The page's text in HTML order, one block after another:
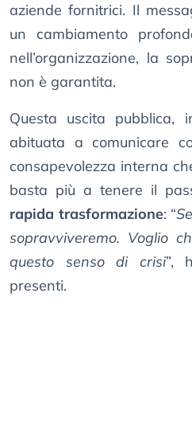
aziende fornitrici. Il
un cambiamento
nell’organizzazione, la
non è garantita.
Questa uscita pubblica,
abituata a comunicare
consapevolezza interna
basta più a tenere il
rapida trasformazione: “
sopravviveremo. Voglio
questo senso di crisi”,
presenti.